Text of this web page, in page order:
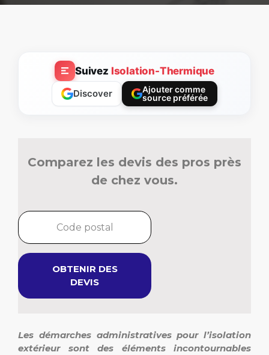
Suivez Isolation-Thermique
Discover
Ajouter comme
source préférée
Comparez les devis des pros près
de chez vous.
OBTENIR DES
DEVIS
Les démarches administratives pour l’isolation
extérieur sont des éléments incontournables